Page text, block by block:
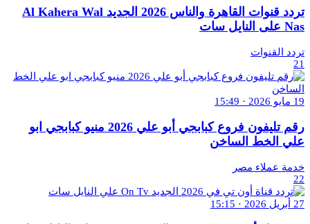
تردد قنوات القاهرة والناس 2026 الجديد Al Kahera Wal
Nas على النايل سات
تردد القنوات
21
19 مايو 2026 · 15:49
رقم تليفون فروع كبابجي أبو علي 2026 منيو كبابجي ابو
علي الخط الساخن
خدمة عملاء مصر
22
27 أبريل 2026 · 15:15